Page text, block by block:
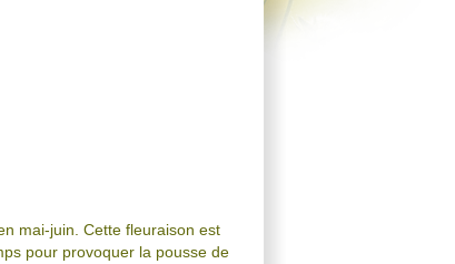
mai-juin. Cette fleuraison est
pour provoquer la pousse de